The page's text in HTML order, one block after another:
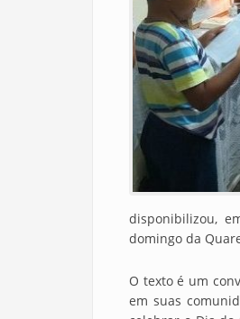
disponibilizou,
domingo da
O texto é um
em suas